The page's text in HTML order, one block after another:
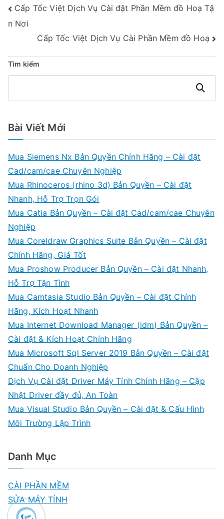
Điều
Hướng
Viết
Cấp Tốc Việt Dịch Vụ Cài đặt Phần Mềm đồ Hoạ Tậ
n Nơi
Cấp Tốc Việt Dịch Vụ Cài Phần Mềm đồ Hoạ
Tìm kiếm
Tìm
kiếm
Bài Viết Mới
Mua Siemens Nx Bản Quyền Chính Hãng – Cài đặt
Cad/cam/cae Chuyên Nghiệp
Mua Rhinoceros (rhino 3d) Bản Quyền – Cài đặt
Nhanh, Hỗ Trợ Trọn Gói
Mua Catia Bản Quyền – Cài đặt Cad/cam/cae Chuyên
Nghiệp
Mua Coreldraw Graphics Suite Bản Quyền – Cài đặt
Chính Hãng, Giá Tốt
Mua Proshow Producer Bản Quyền – Cài đặt Nhanh,
Hỗ Trợ Tận Tình
Mua Camtasia Studio Bản Quyền – Cài đặt Chính
Hãng, Kích Hoạt Nhanh
Mua Internet Download Manager (idm) Bản Quyền –
Cài đặt & Kích Hoạt Chính Hãng
Mua Microsoft Sql Server 2019 Bản Quyền – Cài đặt
Chuẩn Cho Doanh Nghiệp
Dịch Vụ Cài đặt Driver Máy Tính Chính Hãng – Cập
Nhật Driver đầy đủ, An Toàn
Mua Visual Studio Bản Quyền – Cài đặt & Cấu Hình
Môi Trường Lập Trình
Danh Mục
CÀI PHẦN MỀM
SỬA MÁY TÍNH